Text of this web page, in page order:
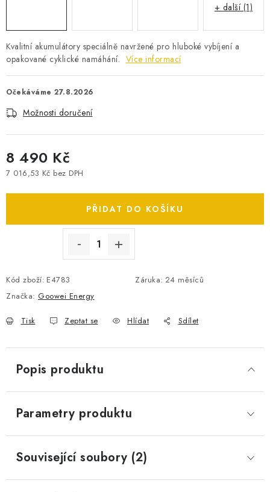
TESTERY BATERIÍ
BATERIE PRO NOUZOVÁ OSVĚTLENÍ
PŘÍSLUŠENSTVÍ
DOPRAVA ZDARMA
POŠTOVNÉ A DOPRAVA
KONFIGURÁTOR AUTOBATERIÍ
VÝMĚNA AUTOBATERIE
OBCHODNÍ PODMÍNKY
OCHRANA OSOBNÍCH ÚDAJŮ
JAK NA TO S BATTERY.CZ
ČASTO KLADENÉ OTÁZKY, FAQ
Kvalitní akumulátory speciálně navržené pro hluboké vybíjení a
opakované cyklické namáhání. Více informací
Očekáváme 27.8.2026
Možnosti doručení
8 490 Kč
7 016,53 Kč bez DPH
PŘIDAT DO KOŠÍKU
Kód zboží: E4783 Záruka: 24 měsíců
Značka: Goowei Energy
Tisk Zeptat se Hlídat Sdílet
+ další (1)
Popis produktu
Parametry produktu
Související soubory (2)